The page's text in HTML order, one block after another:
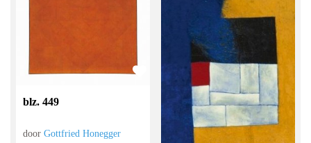
blz. 449
doorGottfried Honegger